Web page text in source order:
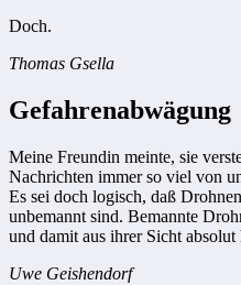
Doch.
Thomas Gsella
Gefahrenabwägung
Meine Freundin meinte, sie
Nachrichten immer so viel von
Es sei doch logisch, daß
unbemannt sind. Bemannte
und damit aus ihrer Sicht absolut
Uwe Geishendorf